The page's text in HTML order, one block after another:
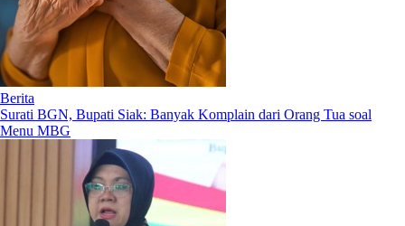
Berita
Surati BGN, Bupati Siak: Banyak Komplain dari Orang Tua soal
Menu MBG